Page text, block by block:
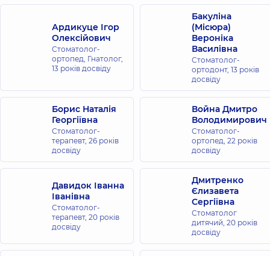
Ардикуце Ігор
Олексійович
Стоматолог-
ортопед, Гнатолог,
13 років досвіду
Бакуліна
(Місюра)
Вероніка
Василівна
Стоматолог-
ортодонт, 13 років
досвіду
Борис Наталія
Георгіївна
Стоматолог-
терапевт, 26 років
досвіду
Война Дмитро
Володимирович
Стоматолог-
ортопед, 22 років
досвіду
Давидок Іванна
Іванівна
Стоматолог-
терапевт, 20 років
досвіду
Дмитренко
Єлизавета
Сергіївна
Стоматолог
дитячий, 20 років
досвіду